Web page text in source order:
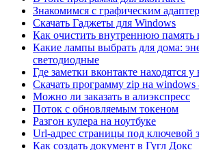
Знакомимся с графическим
Скачать Гаджеты для Windows
Как очистить внутреннюю память
Какие лампы выбрать для дома:
светодиодные
Где заметки вконтакте находятся у
Скачать программу zip на windows
Можно ли заказать в алиэкспресс
Поток с обновляемым токеном
Разгон кулера на ноутбуке
Url-адрес страницы под ключевой
Как создать документ в Гугл Докс